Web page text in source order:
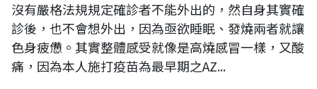
沒有嚴格法規規定確診者不能外出的，然自身其實確
診後，也不會想外出，因為亟欲睡眠、發燒兩者就讓
色身疲憊。其實整體感受就像是高燒感冒一樣，又酸
痛，因為本人施打疫苗為最早期之AZ...